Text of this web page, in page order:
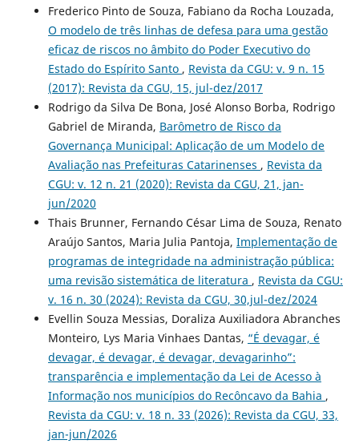
Frederico Pinto de Souza, Fabiano da Rocha Louzada,
O modelo de três linhas de defesa para uma gestão
eficaz de riscos no âmbito do Poder Executivo do
Estado do Espírito Santo , Revista da CGU: v. 9 n. 15
(2017): Revista da CGU, 15, jul-dez/2017
Rodrigo da Silva De Bona, José Alonso Borba, Rodrigo
Gabriel de Miranda, Barômetro de Risco da
Governança Municipal: Aplicação de um Modelo de
Avaliação nas Prefeituras Catarinenses , Revista da
CGU: v. 12 n. 21 (2020): Revista da CGU, 21, jan-
jun/2020
Thais Brunner, Fernando César Lima de Souza, Renato
Araújo Santos, Maria Julia Pantoja, Implementação de
programas de integridade na administração pública:
uma revisão sistemática de literatura , Revista da CGU:
v. 16 n. 30 (2024): Revista da CGU, 30,jul-dez/2024
Evellin Souza Messias, Doraliza Auxiliadora Abranches
Monteiro, Lys Maria Vinhaes Dantas, “É devagar, é
devagar, é devagar, é devagar, devagarinho”:
transparência e implementação da Lei de Acesso à
Informação nos municípios do Recôncavo da Bahia ,
Revista da CGU: v. 18 n. 33 (2026): Revista da CGU, 33,
jan-jun/2026